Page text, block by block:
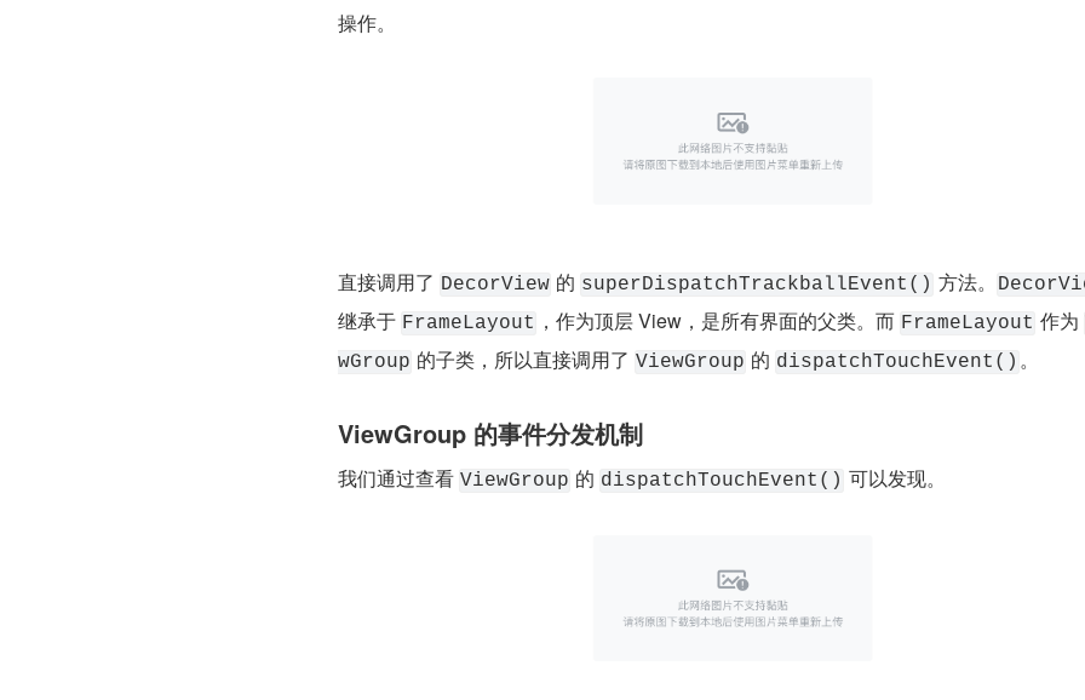
操作。
直接调用了 DecorView 的 superDispatchTrackballEvent() 方法。
继承于 FrameLayout ，作为顶层 View，是所有界面的父类。而 FrameLayout 作为
wGroup 的子类，所以直接调用了 ViewGroup 的 dispatchTouchEvent() 。
ViewGroup 的事件分发机制
我们通过查看 ViewGroup 的 dispatchTouchEvent() 可以发现。